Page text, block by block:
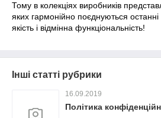
Тому в колекціях виробників
яких гармонійно поєднуються
якість і відмінна функціональність!
Інші статті рубрики
16.09.2019
Політика